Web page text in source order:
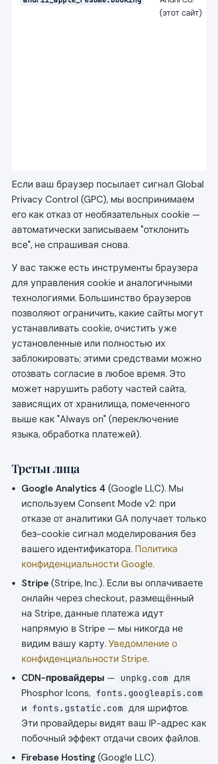
(этот сайт)
Если ваш браузер посылает сигнал Global
Privacy Control (GPC), мы воспринимаем
его как отказ от необязательных cookie —
автоматически записываем "отклонить
все", не спрашивая снова.
У вас также есть инструменты браузера
для управления cookie и аналогичными
технологиями. Большинство браузеров
позволяют ограничить, какие сайты могут
устанавливать cookie, очистить уже
установленные или полностью их
заблокировать; этими средствами можно
отозвать согласие в любое время. Это
может нарушить работу частей сайта,
зависящих от хранилища, помеченного
выше как "Always on" (переключение
языка, обработка платежей).
Третьи лица
Google Analytics 4 (Google LLC). Мы
используем Consent Mode v2: при
отказе от аналитики GA получает только
без-cookie сигнал моделирования без
вашего идентификатора. Политика
конфиденциальности Google.
Stripe (Stripe, Inc.). Если вы оплачиваете
онлайн через checkout, размещённый
на Stripe, данные платежа идут
напрямую в Stripe — мы никогда не
видим вашу карту. Уведомление о
конфиденциальности Stripe.
CDN-провайдеры — unpkg.com для
Phosphor Icons, fonts.googleapis.com
и fonts.gstatic.com для шрифтов.
Эти провайдеры видят ваш IP-адрес как
побочный эффект отдачи своих файлов.
Firebase Hosting (Google LLC).